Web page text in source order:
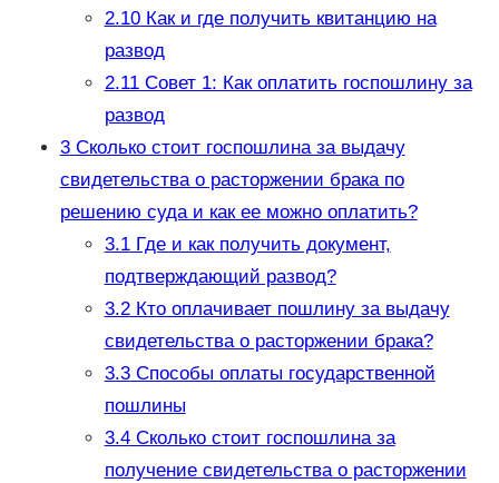
2.10Как и где получить квитанцию на
развод
2.11Совет 1: Как оплатить госпошлину за
развод
3Сколько стоит госпошлина за выдачу
свидетельства о расторжении брака по
решению суда и как ее можно оплатить?
3.1Где и как получить документ,
подтверждающий развод?
3.2Кто оплачивает пошлину за выдачу
свидетельства о расторжении брака?
3.3Способы оплаты государственной
пошлины
3.4Сколько стоит госпошлина за
получение свидетельства о расторжении